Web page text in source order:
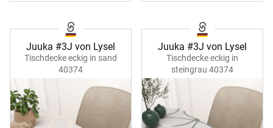
Juuka #3J von Lysel
Tischdecke eckig in sand
40374
Juuka #3J von Lysel
Tischdecke eckig in
steingrau 40374